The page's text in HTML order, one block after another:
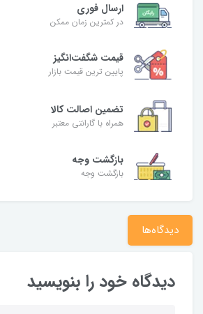
ارسال فوری
در کمترین زمان ممکن
قیمت شگفت‌انگیز
پایین ترین قیمت بازار
تضمین اصالت کالا
همراه با گارانتی معتبر
بازگشت وجه
بازگشت وجه
دیدگاه‌ها
دیدگاه خود را بنویسید